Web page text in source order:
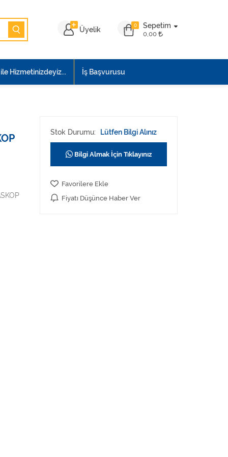
0 Sepetim
0,00
Üyelik
Hizmetinizdeyiz... İş Başvurusu
Stok Durumu: Lütfen Bilgi Alınız
Bilgi Almak İçin Tıklayınız
Favorilere Ekle
Fiyatı Düşünce Haber Ver